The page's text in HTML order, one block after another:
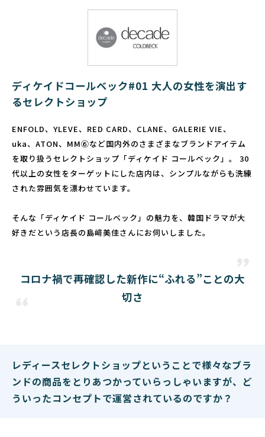
ディケイドコールベック#01 大人の女性を演出す
るセレクトショップ
ENFOLD、YLEVE、RED CARD、CLANE、GALERIE VIE、
uka、ATON、MM⑥など国内外のさまざまなブランドアイテム
を取り扱うセレクトショップ「ディケイド コールベック」。 30
代以上の女性をターゲットにした店内は、シンプルながらも洗練
された雰囲気を漂わせています。
そんな「ディケイド コールベック」の魅力を、韓国ドラマが大
好きだという店長の島﨑美佳さんにお伺いしました。
コロナ禍で再確認した新作に“ふれる”ことの大
切さ
レディースセレクトショップということで様々なブラ
ンドの商品をとりあつかっていらっしゃいますが、ど
ういったコンセプトで運営されているのですか？